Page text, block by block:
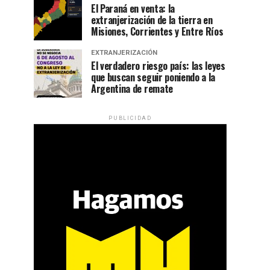
El Paraná en venta: la
extranjerización de la tierra en
Misiones, Corrientes y Entre Ríos
EXTRANJERIZACIÓN
El verdadero riesgo país: las leyes
que buscan seguir poniendo a la
Argentina de remate
PUBLICIDAD